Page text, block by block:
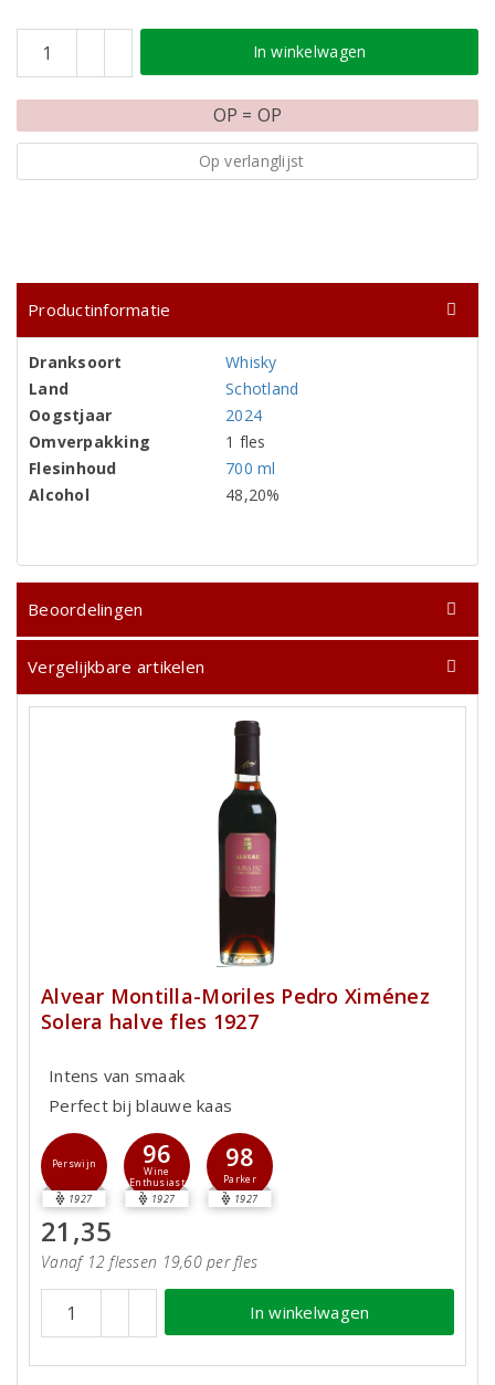
In winkelwagen
OP = OP
Op verlanglijst
Productinformatie
Dranksoort
Whisky
Land
Schotland
Oogstjaar
2024
Omverpakking
1 fles
Flesinhoud
700 ml
Alcohol
48,20%
Beoordelingen
Vergelijkbare artikelen
Alvear Montilla-Moriles Pedro Ximénez
Solera halve fles 1927
Intens van smaak
Perfect bij blauwe kaas
Perswijn
1927
96
Wine
Enthusiast
1927
98
Parker
1927
21,35
Vanaf 12 flessen 19,60 per fles
In winkelwagen